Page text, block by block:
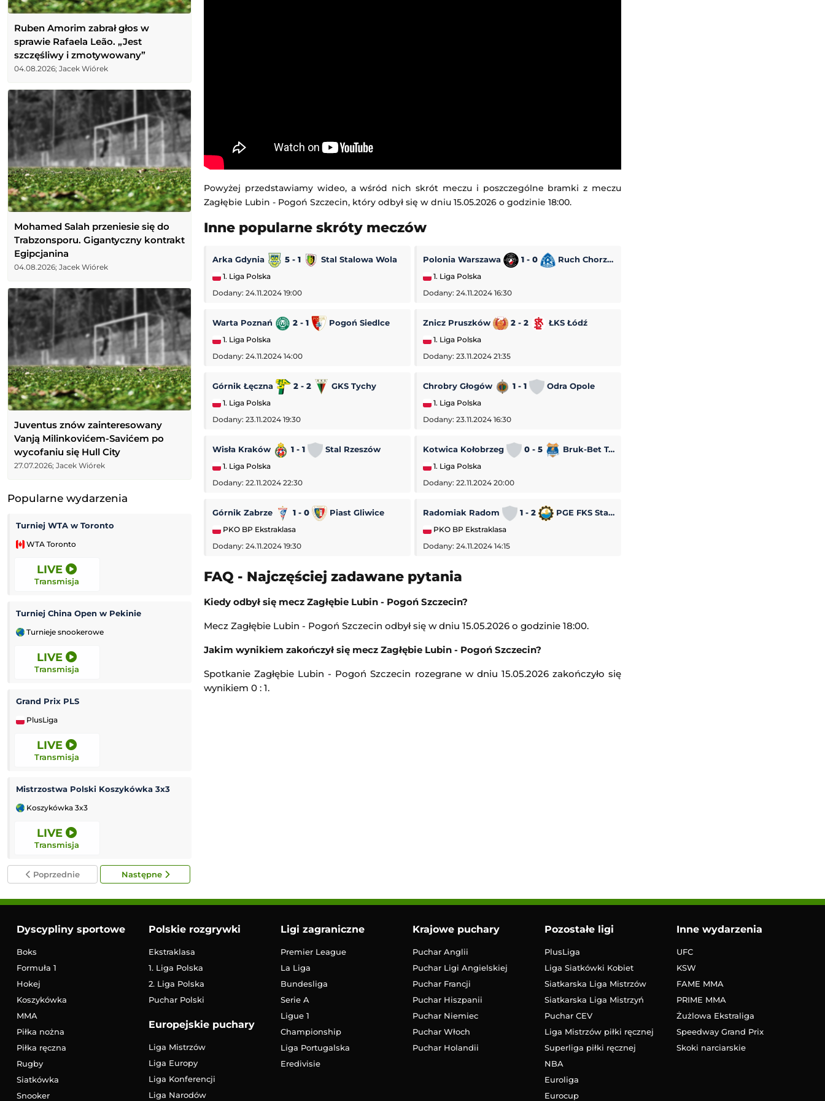
Ruben Amorim zabrał głos w
sprawie Rafaela Leão. „Jest
szczęśliwy i zmotywowany”
04.08.2026; Jacek Wiórek
Mohamed Salah przeniesie się do
Trabzonsporu. Gigantyczny kontrakt
Egipcjanina
04.08.2026; Jacek Wiórek
Juventus znów zainteresowany
Vanją Milinkovićem-Savićem po
wycofaniu się Hull City
27.07.2026; Jacek Wiórek
Popularne wydarzenia
Turniej WTA w Toronto
WTA Toronto
LIVE
Transmisja
Turniej China Open w Pekinie
Turnieje snookerowe
LIVE
Transmisja
Grand Prix PLS
PlusLiga
LIVE
Transmisja
Mistrzostwa Polski Koszykówka 3x3
Koszykówka 3x3
LIVE
Transmisja
Pogoń Szczecin -
Ekstraliga Kobiet
LIVE
Transmisja
MotoGP
LIVE
Transmisja
Sparta Katowice - Stilon Gorzów Wielkopolski
3. Liga Polska
12:00
Transmisja
3. Liga Polska
12:00
Transmisja
Poprzednie Następne
Powyżej przedstawiamy wideo, a wśród nich skrót meczu i poszczególne bramki z meczu
Zagłębie Lubin - Pogoń Szczecin, który odbył się w dniu 15.05.2026 o godzinie 18:00.
Inne popularne skróty meczów
Arka Gdynia 5 - 1 Stal Stalowa Wola
1. Liga Polska
Dodany: 24.11.2024 19:00
Polonia Warszawa 1 - 0 Ruch Chorzów
1. Liga Polska
Dodany: 24.11.2024 16:30
Warta Poznań 2 - 1 Pogoń Siedlce
1. Liga Polska
Dodany: 24.11.2024 14:00
Znicz Pruszków 2 - 2 ŁKS Łódź
1. Liga Polska
Dodany: 23.11.2024 21:35
Górnik Łęczna 2 - 2 GKS Tychy
1. Liga Polska
Dodany: 23.11.2024 19:30
Chrobry Głogów 1 - 1 Odra Opole
1. Liga Polska
Dodany: 23.11.2024 16:30
Wisła Kraków 1 - 1 Stal Rzeszów
1. Liga Polska
Dodany: 22.11.2024 22:30
Kotwica Kołobrzeg 0 - 5 Bruk-Bet Termalica Nieciecza
1. Liga Polska
Dodany: 22.11.2024 20:00
Górnik Zabrze 1 - 0 Piast Gliwice
PKO BP Ekstraklasa
Dodany: 24.11.2024 19:30
Radomiak Radom 1 - 2 PGE FKS Stal Mielec
PKO BP Ekstraklasa
Dodany: 24.11.2024 14:15
FAQ - Najczęściej zadawane pytania
Kiedy odbył się mecz Zagłębie Lubin - Pogoń Szczecin?
Mecz Zagłębie Lubin - Pogoń Szczecin odbył się w dniu 15.05.2026 o godzinie 18:00.
Jakim wynikiem zakończył się mecz Zagłębie Lubin - Pogoń Szczecin?
Spotkanie Zagłębie Lubin - Pogoń Szczecin rozegrane w dniu 15.05.2026 zakończyło się
wynikiem 0 : 1.
Dyscypliny sportowe
Boks
Formuła 1
Hokej
Koszykówka
MMA
Piłka nożna
Piłka ręczna
Rugby
Siatkówka
Snooker
Polskie rozgrywki
Ekstraklasa
1. Liga Polska
2. Liga Polska
Puchar Polski
Europejskie puchary
Liga Mistrzów
Liga Europy
Liga Konferencji
Liga Narodów
Ligi zagraniczne
Premier League
La Liga
Bundesliga
Serie A
Ligue 1
Championship
Liga Portugalska
Eredivisie
Krajowe puchary
Puchar Anglii
Puchar Ligi Angielskiej
Puchar Francji
Puchar Hiszpanii
Puchar Niemiec
Puchar Włoch
Puchar Holandii
Pozostałe ligi
PlusLiga
Liga Siatkówki Kobiet
Siatkarska Liga Mistrzów
Siatkarska Liga Mistrzyń
Puchar CEV
Liga Mistrzów piłki ręcznej
Superliga piłki ręcznej
NBA
Euroliga
Eurocup
Inne wydarzenia
UFC
KSW
FAME MMA
PRIME MMA
Żużlowa Ekstraliga
Speedway Grand Prix
Skoki narciarskie